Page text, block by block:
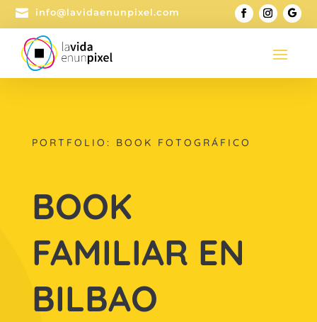
 info@lavidaenunpixel.com
PORTFOLIO: BOOK FOTOGRÁFICO
BOOK
FAMILIAR EN
BILBAO